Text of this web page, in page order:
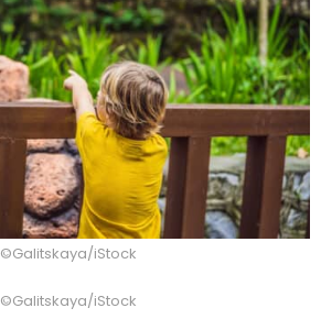
©Galitskaya/iStock
©Galitskaya/iStock